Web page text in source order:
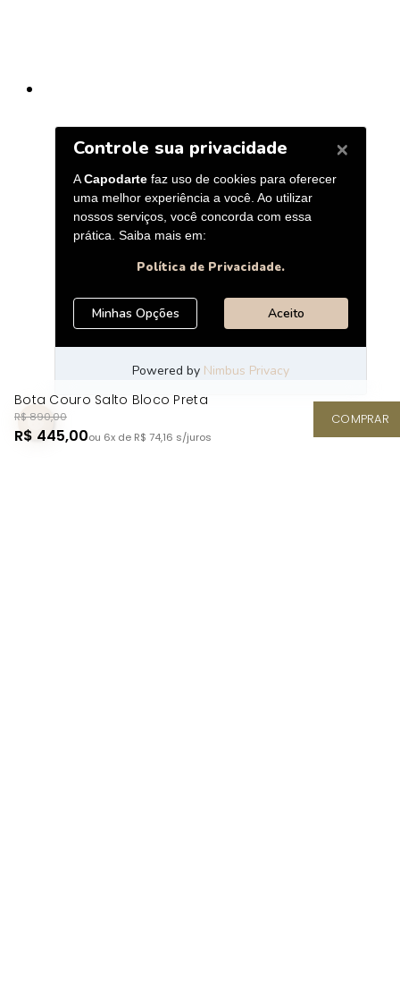
Bota Couro Salto Bloco Preta
R$ 890,00
R$ 445,00ou 6x de R$ 74,16 s/juros
COMPRAR